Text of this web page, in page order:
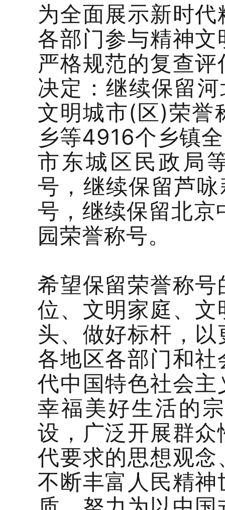
为全面展示新时
各部门参与精神
严格规范的复查
决定：继续保留
文明城市(区)荣誉
乡等4916个乡镇
市东城区民政局
号，继续保留芦
号，继续保留北京
园荣誉称号。
希望保留荣誉称
位、文明家庭、
头、做好标杆，
各地区各部门和
代中国特色社会
幸福美好生活的
设，广泛开展群
代要求的思想观
不断丰富人民精